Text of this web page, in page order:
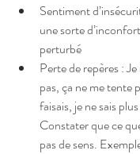
Sentiment
une sorte
perturbé
Perte de repères :
pas, ça ne me tente
faisais, je ne sais
Constater que ce
pas de sens.